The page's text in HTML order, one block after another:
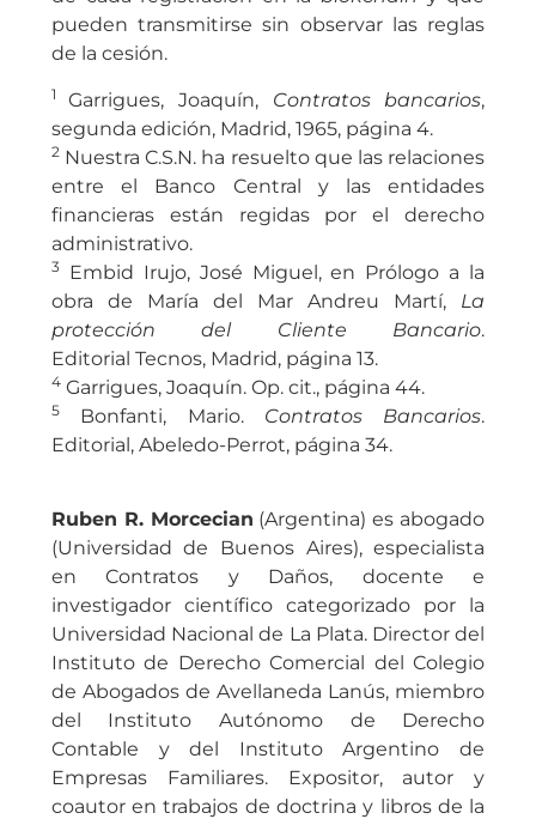
pueden transmitirse sin observar las reglas
de la cesión.
1 Garrigues, Joaquín, Contratos bancarios,
segunda edición, Madrid, 1965, página 4.
2Nuestra C.S.N. ha resuelto que las relaciones
entre el Banco Central y las entidades
financieras están regidas por el derecho
administrativo.
3Embid Irujo, José Miguel, en Prólogo a la
obra de María del Mar Andreu Martí, La
protección del Cliente Bancario.
Editorial Tecnos, Madrid, página 13.
4Garrigues, Joaquín. Op. cit., página 44.
5Bonfanti, Mario. Contratos Bancarios.
Editorial, Abeledo-Perrot, página 34.
Ruben R. Morcecian (Argentina) es abogado
(Universidad de Buenos Aires), especialista
en Contratos y Daños, docente e
investigador científico categorizado por la
Universidad Nacional de La Plata. Director del
Instituto de Derecho Comercial del Colegio
de Abogados de Avellaneda Lanús, miembro
del Instituto Autónomo de Derecho
Contable y del Instituto Argentino de
Empresas Familiares. Expositor, autor y
coautor en trabajos de doctrina y libros de la